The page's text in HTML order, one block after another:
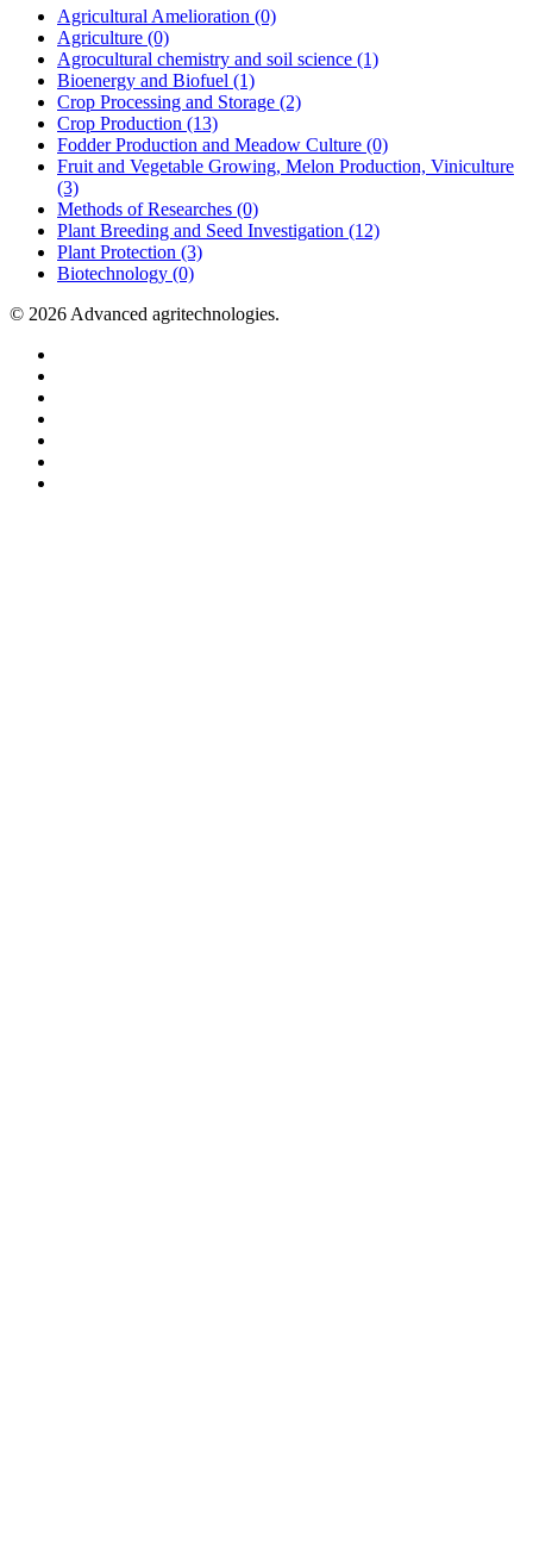
Agricultural Amelioration (0)
Agriculture (0)
Agrocultural chemistry and soil science (1)
Bioenergy and Biofuel (1)
Crop Processing and Storage (2)
Crop Production (13)
Fodder Production and Meadow Culture (0)
Fruit and Vegetable Growing, Melon Production, Viniculture
(3)
Methods of Researches (0)
Plant Breeding and Seed Investigation (12)
Plant Protection (3)
Biotechnology (0)
© 2026 Advanced agritechnologies.